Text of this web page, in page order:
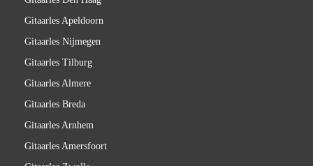
Gitaarles Apeldoorn
Gitaarles Nijmegen
Gitaarles Tilburg
Gitaarles Almere
Gitaarles Breda
Gitaarles Arnhem
Gitaarles Amersfoort